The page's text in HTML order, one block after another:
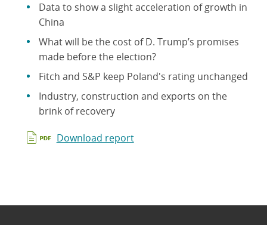
Data to show a slight acceleration of growth in
China
What will be the cost of D. Trump’s promises
made before the election?
Fitch and S&P keep Poland's rating unchanged
Industry, construction and exports on the
brink of recovery
Download report